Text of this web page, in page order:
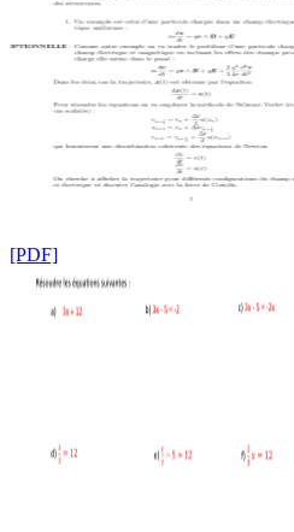
[PDF]